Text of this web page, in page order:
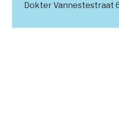
Dokter Vannestestraat